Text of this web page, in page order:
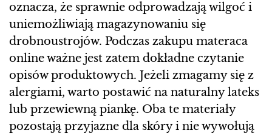
oznacza, że sprawnie odprowadzają wilgoć i
uniemożliwiają magazynowaniu się
drobnoustrojów. Podczas zakupu materaca
online ważne jest zatem dokładne czytanie
opisów produktowych. Jeżeli zmagamy się z
alergiami, warto postawić na naturalny lateks
lub przewiewną piankę. Oba te materiały
pozostają przyjazne dla skóry i nie wywołują